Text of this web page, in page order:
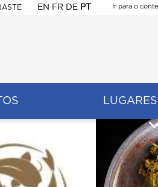
EN FR DE PT
Ir para o